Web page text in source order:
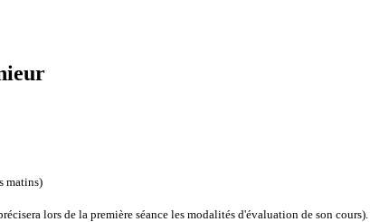
matins)
lors de la première séance les modalités d'évaluation de son cours).